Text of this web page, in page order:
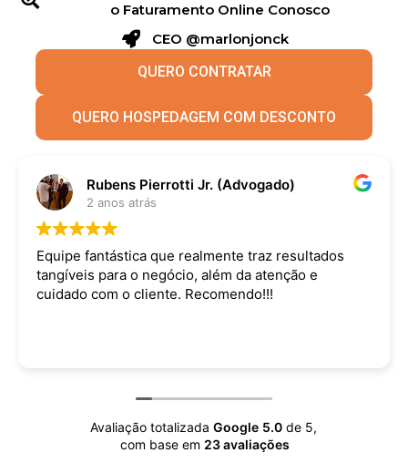
o Faturamento Online Conosco
CEO @marlonjonck
QUERO CONTRATAR
QUERO HOSPEDAGEM COM DESCONTO
Rubens Pierrotti Jr. (Advogado)
2 anos atrás
Equipe fantástica que realmente traz resultados
tangíveis para o negócio, além da atenção e
cuidado com o cliente. Recomendo!!!
Avaliação totalizada Google 5.0de 5,
com base em 23 avaliações